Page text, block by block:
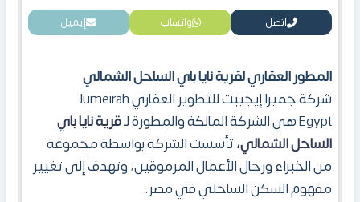
اتصل واتساب إيميل
المطور العقاري لقرية نايا باي الساحل الشمالي
شركة جميرا إيجيبت للتطوير العقاري Jumeirah
Egypt هي الشركة المالكة والمطورة لـ
قرية نايا باي
الساحل الشمالي،تأسست الشركة بواسطة مجموعة
من الخبراء ورجال الأعمال المرموقين، وتهدف إلى تغيير
مفهوم السكن الساحلي في مصر.